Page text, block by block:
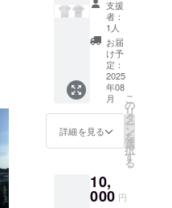
シャツ
です。
支援
者：
1人
お届
け予
定：
2025
年08
月
詳細を見る
こ
の
リ
タ
ー
ン
を
選
択
す
る
10,
000 円